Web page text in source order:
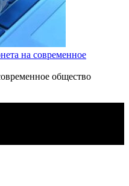
на современное
общество